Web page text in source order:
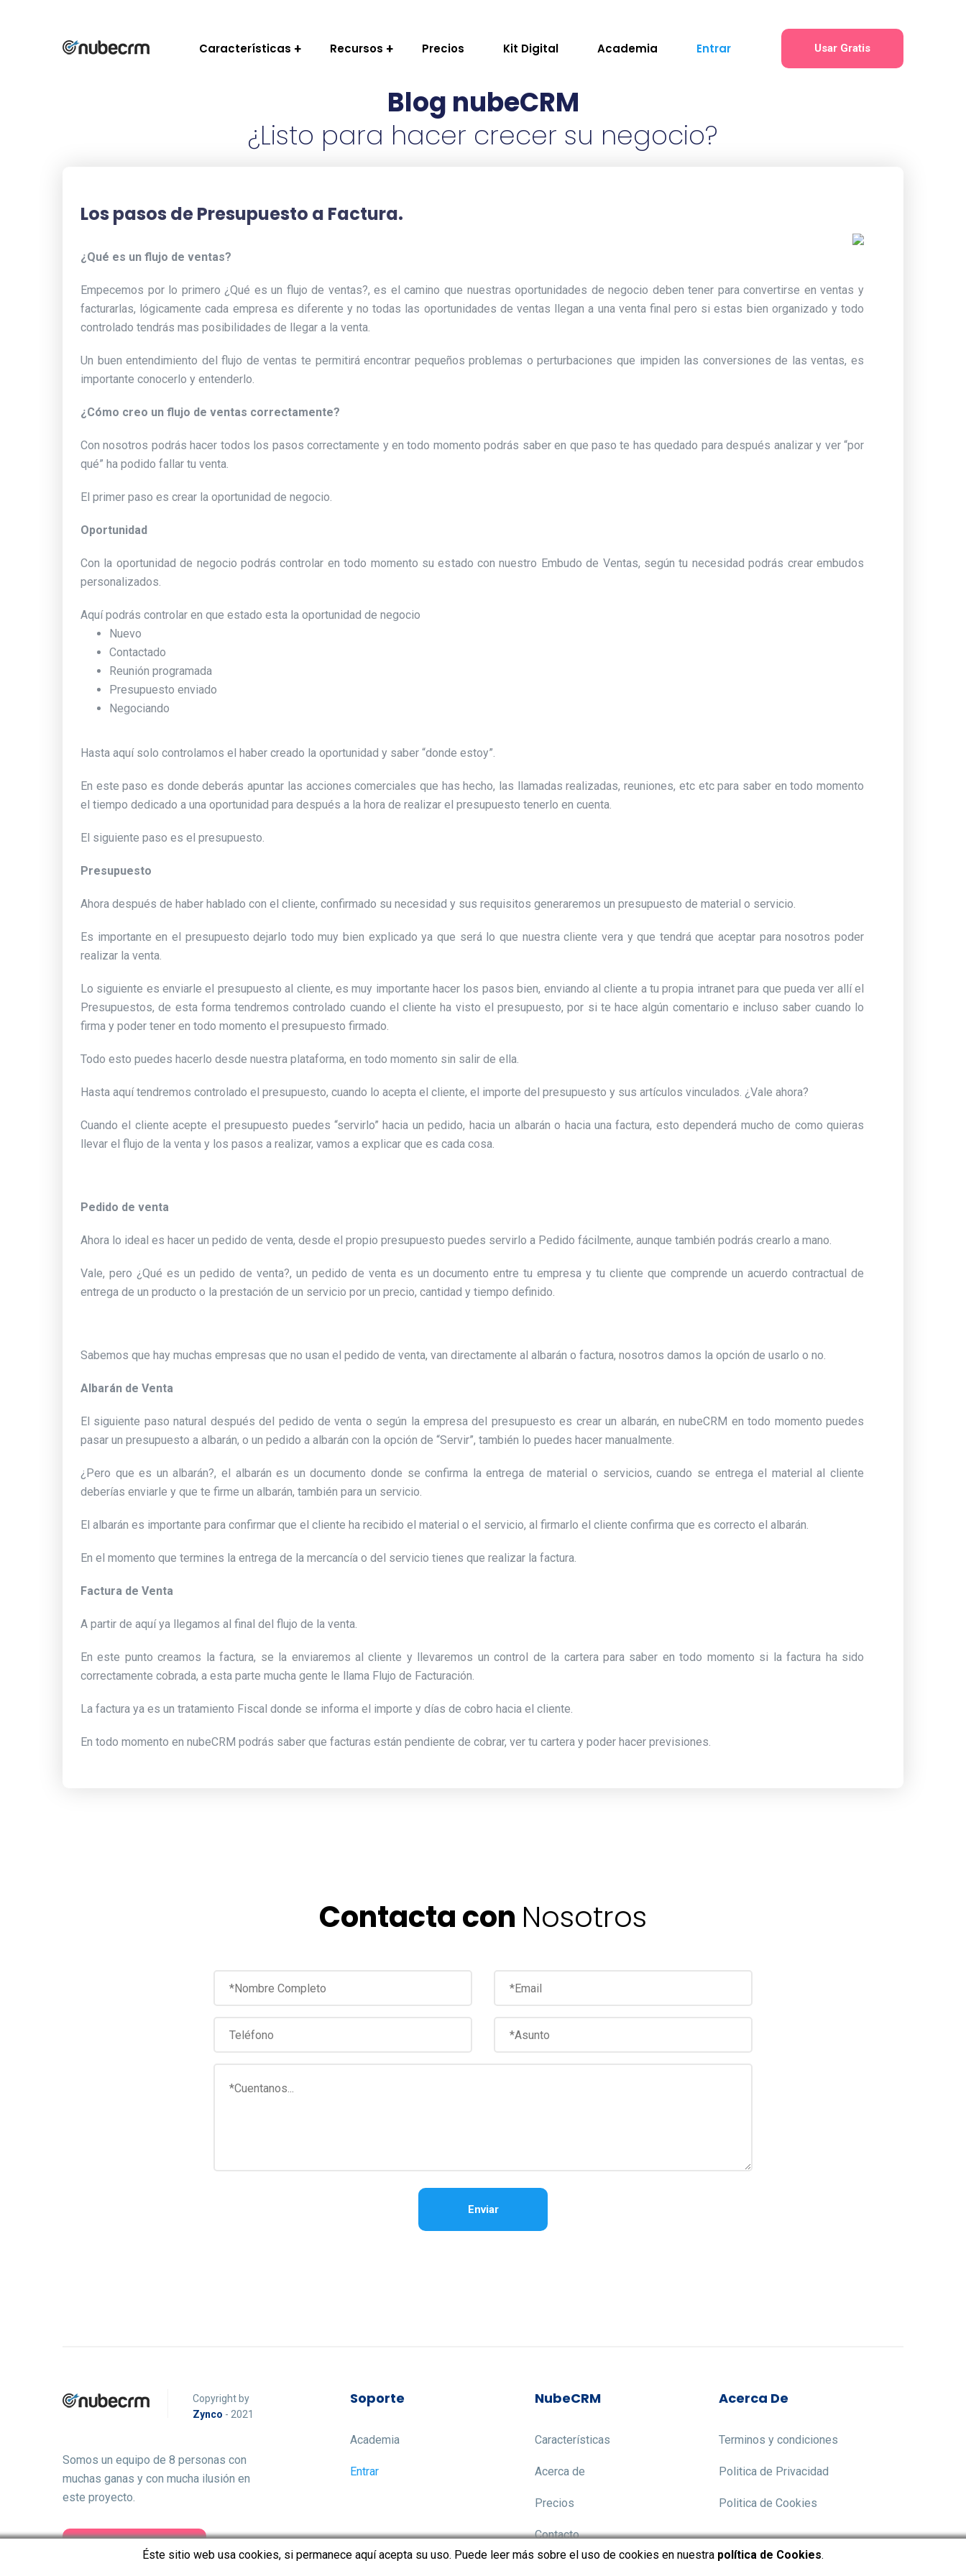
Características Recursos Precios Kit Digital Academia Entrar Usar Gratis
Blog nubeCRM
¿Listo para hacer crecer su negocio?
Los pasos de Presupuesto a Factura.
¿Qué es un flujo de ventas?
Empecemos por lo primero ¿Qué es un flujo de ventas?, es el camino que nuestras oportunidades de negocio deben tener para convertirse en ventas y
facturarlas, lógicamente cada empresa es diferente y no todas las oportunidades de ventas llegan a una venta final pero si estas bien organizado y todo
controlado tendrás mas posibilidades de llegar a la venta.
Un buen entendimiento del flujo de ventas te permitirá encontrar pequeños problemas o perturbaciones que impiden las conversiones de las ventas, es
importante conocerlo y entenderlo.
¿Cómo creo un flujo de ventas correctamente?
Con nosotros podrás hacer todos los pasos correctamente y en todo momento podrás saber en que paso te has quedado para después analizar y ver “por
qué” ha podido fallar tu venta.
El primer paso es crear la oportunidad de negocio.
Oportunidad
Con la oportunidad de negocio podrás controlar en todo momento su estado con nuestro Embudo de Ventas, según tu necesidad podrás crear embudos
personalizados.
Aquí podrás controlar en que estado esta la oportunidad de negocio
Nuevo
Contactado
Reunión programada
Presupuesto enviado
Negociando
Hasta aquí solo controlamos el haber creado la oportunidad y saber “donde estoy”.
En este paso es donde deberás apuntar las acciones comerciales que has hecho, las llamadas realizadas, reuniones, etc etc para saber en todo momento
el tiempo dedicado a una oportunidad para después a la hora de realizar el presupuesto tenerlo en cuenta.
El siguiente paso es el presupuesto.
Presupuesto
Ahora después de haber hablado con el cliente, confirmado su necesidad y sus requisitos generaremos un presupuesto de material o servicio.
Es importante en el presupuesto dejarlo todo muy bien explicado ya que será lo que nuestra cliente vera y que tendrá que aceptar para nosotros poder
realizar la venta.
Lo siguiente es enviarle el presupuesto al cliente, es muy importante hacer los pasos bien, enviando al cliente a tu propia intranet para que pueda ver allí el
Presupuestos, de esta forma tendremos controlado cuando el cliente ha visto el presupuesto, por si te hace algún comentario e incluso saber cuando lo
firma y poder tener en todo momento el presupuesto firmado.
Todo esto puedes hacerlo desde nuestra plataforma, en todo momento sin salir de ella.
Hasta aquí tendremos controlado el presupuesto, cuando lo acepta el cliente, el importe del presupuesto y sus artículos vinculados. ¿Vale ahora?
Cuando el cliente acepte el presupuesto puedes “servirlo” hacia un pedido, hacia un albarán o hacia una factura, esto dependerá mucho de como quieras
llevar el flujo de la venta y los pasos a realizar, vamos a explicar que es cada cosa.
Pedido de venta
Ahora lo ideal es hacer un pedido de venta, desde el propio presupuesto puedes servirlo a Pedido fácilmente, aunque también podrás crearlo a mano.
Vale, pero ¿Qué es un pedido de venta?, un pedido de venta es un documento entre tu empresa y tu cliente que comprende un acuerdo contractual de
entrega de un producto o la prestación de un servicio por un precio, cantidad y tiempo definido.
Sabemos que hay muchas empresas que no usan el pedido de venta, van directamente al albarán o factura, nosotros damos la opción de usarlo o no.
Albarán de Venta
El siguiente paso natural después del pedido de venta o según la empresa del presupuesto es crear un albarán, en nubeCRM en todo momento puedes
pasar un presupuesto a albarán, o un pedido a albarán con la opción de “Servir”, también lo puedes hacer manualmente.
¿Pero que es un albarán?, el albarán es un documento donde se confirma la entrega de material o servicios, cuando se entrega el material al cliente
deberías enviarle y que te firme un albarán, también para un servicio.
El albarán es importante para confirmar que el cliente ha recibido el material o el servicio, al firmarlo el cliente confirma que es correcto el albarán.
En el momento que termines la entrega de la mercancía o del servicio tienes que realizar la factura.
Factura de Venta
A partir de aquí ya llegamos al final del flujo de la venta.
En este punto creamos la factura, se la enviaremos al cliente y llevaremos un control de la cartera para saber en todo momento si la factura ha sido
correctamente cobrada, a esta parte mucha gente le llama Flujo de Facturación.
La factura ya es un tratamiento Fiscal donde se informa el importe y días de cobro hacia el cliente.
En todo momento en nubeCRM podrás saber que facturas están pendiente de cobrar, ver tu cartera y poder hacer previsiones.
Contacta con Nosotros
Enviar
Copyright by
Zynco - 2021
Somos un equipo de 8 personas con
muchas ganas y con mucha ilusión en
este proyecto.
Usar Gratis
Soporte
Academia
Entrar
NubeCRM
Características
Acerca de
Precios
Contacto
Acerca De
Terminos y condiciones
Politica de Privacidad
Politica de Cookies
Éste sitio web usa cookies, si permanece aquí acepta su uso. Puede leer más sobre el uso de cookies en nuestra política de Cookies.